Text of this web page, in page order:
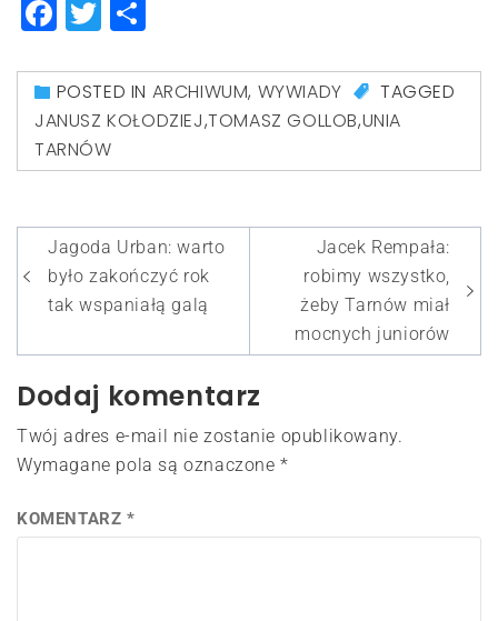
Facebook
Twitter
POSTED IN ARCHIWUM, WYWIADY
TAGGED
JANUSZ KOŁODZIEJ,TOMASZ GOLLOB,UNIA
TARNÓW
Nawigacja
wpisu
Jagoda Urban: warto
było zakończyć rok
tak wspaniałą galą
Jacek Rempała:
robimy wszystko,
żeby Tarnów miał
mocnych juniorów
Dodaj komentarz
Twój adres e-mail nie zostanie opublikowany.
Wymagane pola są oznaczone*
KOMENTARZ *